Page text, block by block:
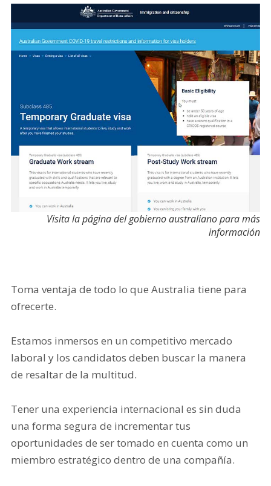
Visita la página del gobierno australiano para más
información
Toma ventaja de todo lo que Australia tiene para
ofrecerte.
Estamos inmersos en un competitivo mercado
laboral y los candidatos deben buscar la manera
de resaltar de la multitud.
Tener una experiencia internacional es sin duda
una forma segura de incrementar tus
oportunidades de ser tomado en cuenta como un
miembro estratégico dentro de una compañía.